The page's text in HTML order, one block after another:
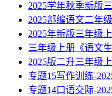
2025学年秋季新版
2025部编语文二年
2025年新版三年级
三年级上册《语文
2025版二升三年级
专题15写作训练-
专题14口语交际-